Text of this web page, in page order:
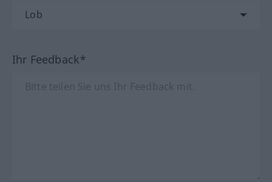
Ihr Feedback*